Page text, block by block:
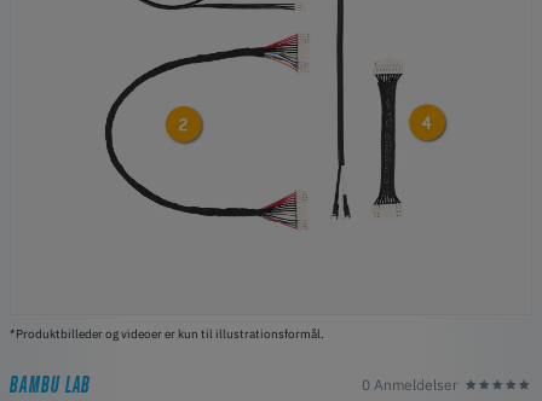
*Produktbilleder og videoer er kun til illustrationsformål.
BAMBU LAB 0 Anmeldelser